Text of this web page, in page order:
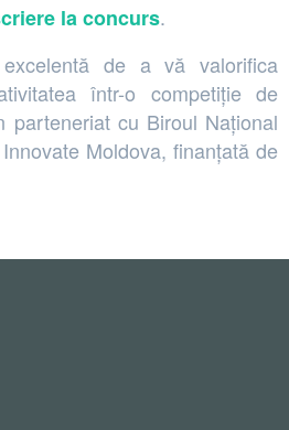
la concurs.
de a vă valorifica
într-o competiție de
parteneriat cu Biroul Național
Moldova, finanțată de